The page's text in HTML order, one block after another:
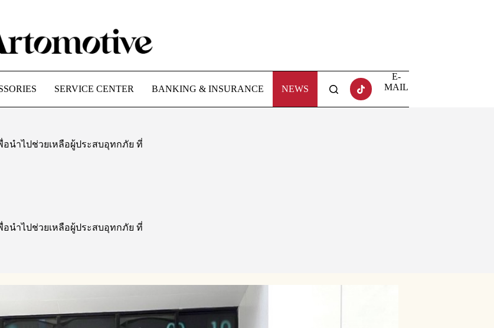
SERVICE CENTER BANKING & INSURANCE NEWS
E-
MAIL
นำไปช่วยเหลือผู้ประสบอุทกภัย ที่
นำไปช่วยเหลือผู้ประสบอุทกภัย ที่